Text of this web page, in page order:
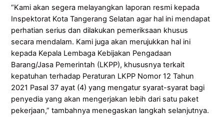
“Kami akan segera melayangkan laporan resmi kepada
Inspektorat Kota Tangerang Selatan agar hal ini mendapat
perhatian serius dan dilakukan pemeriksaan khusus
secara mendalam. Kami juga akan merujukkan hal ini
kepada Kepala Lembaga Kebijakan Pengadaan
Barang/Jasa Pemerintah (LKPP), khususnya terkait
kepatuhan terhadap Peraturan LKPP Nomor 12 Tahun
2021 Pasal 37 ayat (4) yang mengatur syarat-syarat bagi
penyedia yang akan mengerjakan lebih dari satu paket
pekerjaan,” tambahnya menegaskan langkah selanjutnya.